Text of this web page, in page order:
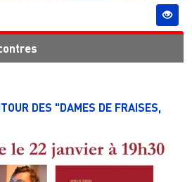
DES "DAMES DE FRAISES,